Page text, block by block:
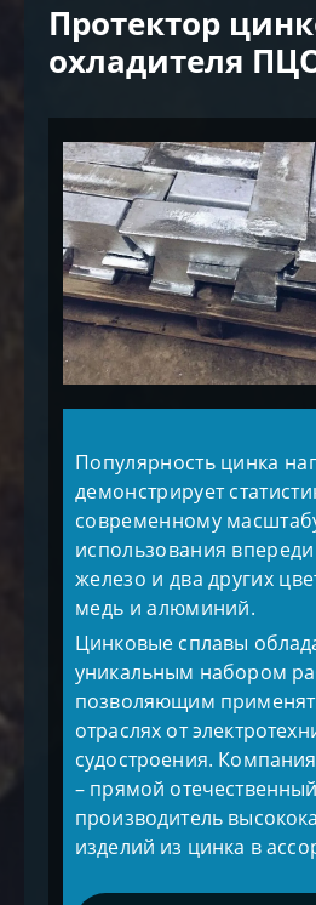
Протектор
охладителя
Популярность цинка
демонстрирует
современному
использования
железо и два других
медь и алюминий.
Цинковые сплавы
уникальным набором
позволяющим
отраслях от
судостроения.
– прямой отечественный
производитель
изделий из цинка в